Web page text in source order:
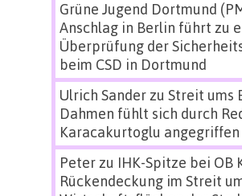
Grüne Jugend Dortmund
Anschlag in Berlin führt zu
Überprüfung der
beim CSD in Dortmund
Ulrich Sanderzu Streit ums
Dahmen fühlt sich durch
Karacakurtoglu angegriffen
Peterzu IHK-Spitze bei OB
Rückendeckung im Streit